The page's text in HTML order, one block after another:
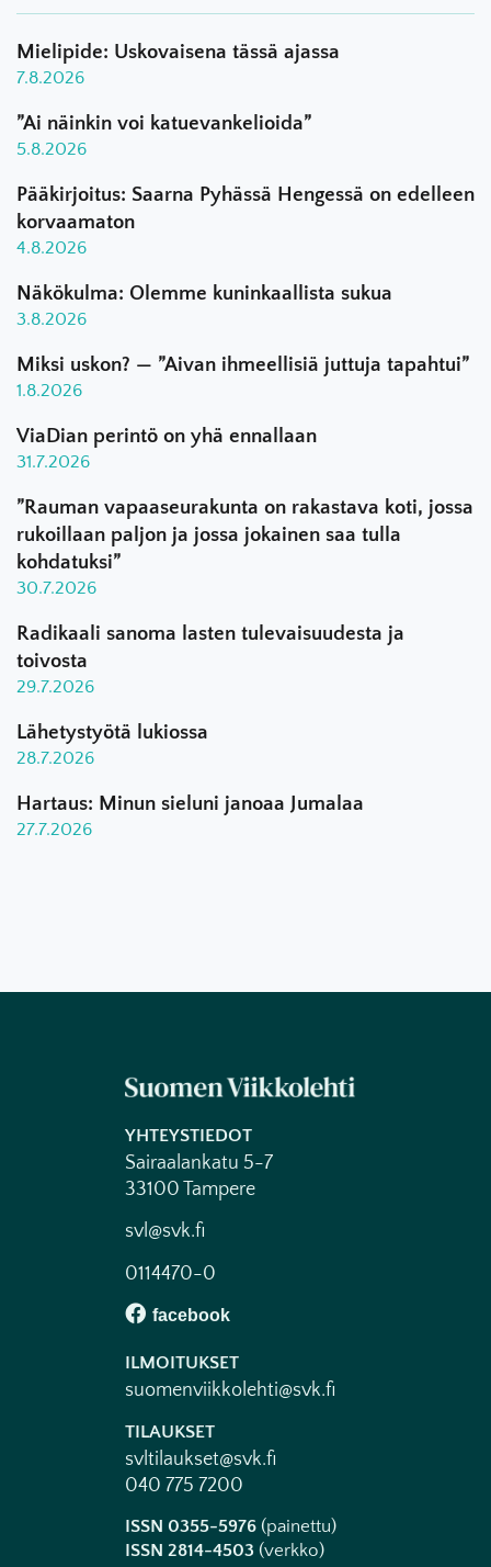
Mielipide: Uskovaisena tässä ajassa
7.8.2026
”Ai näinkin voi katuevankelioida”
5.8.2026
Pääkirjoitus: Saarna Pyhässä Hengessä on edelleen
korvaamaton
4.8.2026
Näkökulma: Olemme kuninkaallista sukua
3.8.2026
Miksi uskon? — ”Aivan ihmeellisiä juttuja tapahtui”
1.8.2026
ViaDian perintö on yhä ennallaan
31.7.2026
”Rauman vapaaseurakunta on rakastava koti, jossa
rukoillaan paljon ja jossa jokainen saa tulla
kohdatuksi”
30.7.2026
Radikaali sanoma lasten tulevaisuudesta ja
toivosta
29.7.2026
Lähetystyötä lukiossa
28.7.2026
Hartaus: Minun sieluni janoaa Jumalaa
27.7.2026
YHTEYSTIEDOT
Sairaalankatu 5-7
33100 Tampere
svl@svk.fi
0114470-0
ILMOITUKSET
suomenviikkolehti@svk.fi
TILAUKSET
svltilaukset@svk.fi
040 775 7200
ISSN 0355-5976 (painettu)
ISSN 2814-4503 (verkko)